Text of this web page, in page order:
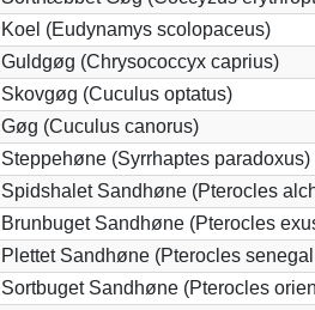
Koel (Eudynamys scolopaceus)
Guldgøg (Chrysococcyx caprius)
Skovgøg (Cuculus optatus)
Gøg (Cuculus canorus)
Steppehøne (Syrrhaptes paradoxus)
Spidshalet Sandhøne (Pterocles
Brunbuget Sandhøne (Pterocles
Plettet Sandhøne (Pterocles
Sortbuget Sandhøne (Pterocles